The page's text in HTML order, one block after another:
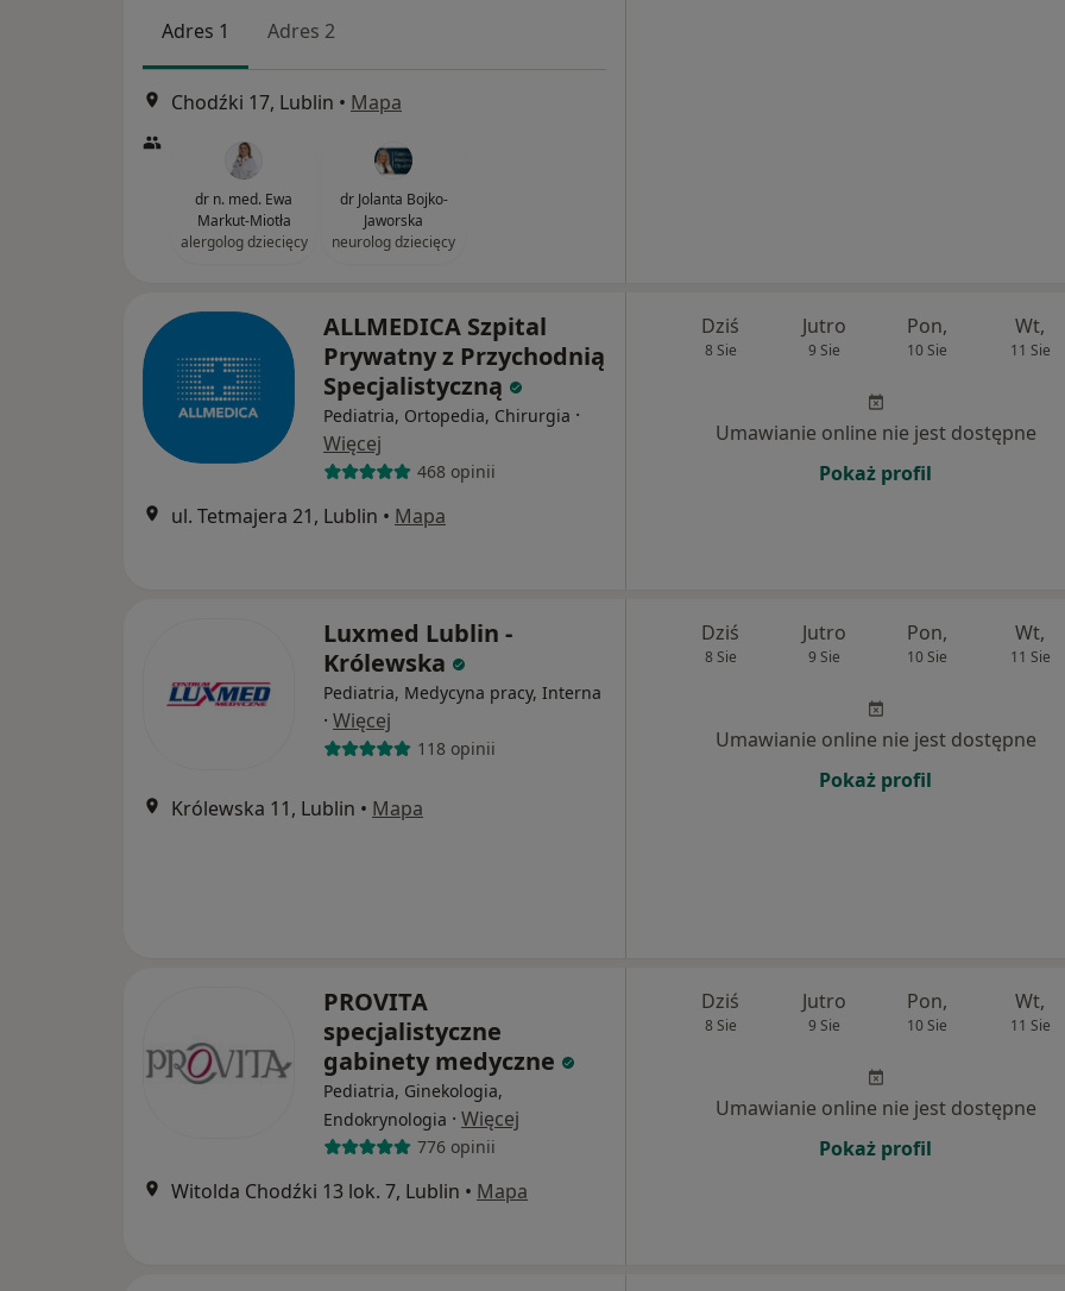
Adres 1 Adres 2
Chodźki 17, Lublin • Mapa
dr n. med. Ewa
Markut-Miotła
alergolog dziecięcy
dr Jolanta Bojko-
Jaworska
neurolog dziecięcy
ALLMEDICA Szpital
Prywatny z Przychodnią
Specjalistyczną
Pediatria, Ortopedia, Chirurgia ·
Więcej
468 opinii
ul. Tetmajera 21, Lublin • Mapa
Dziś
8 Sie
Jutro
9 Sie
Pon,
10 Sie
Wt,
11 Sie
Umawianie online nie jest dostępne
Pokaż profil
Luxmed Lublin -
Królewska
Pediatria, Medycyna pracy, Interna
· Więcej
118 opinii
Królewska 11, Lublin • Mapa
Dziś
8 Sie
Jutro
9 Sie
Pon,
10 Sie
Wt,
11 Sie
Umawianie online nie jest dostępne
Pokaż profil
PROVITA
specjalistyczne
gabinety medyczne
Pediatria, Ginekologia,
Endokrynologia · Więcej
776 opinii
Witolda Chodźki 13 lok. 7, Lublin • Mapa
Dziś
8 Sie
Jutro
9 Sie
Pon,
10 Sie
Wt,
11 Sie
Umawianie online nie jest dostępne
Pokaż profil